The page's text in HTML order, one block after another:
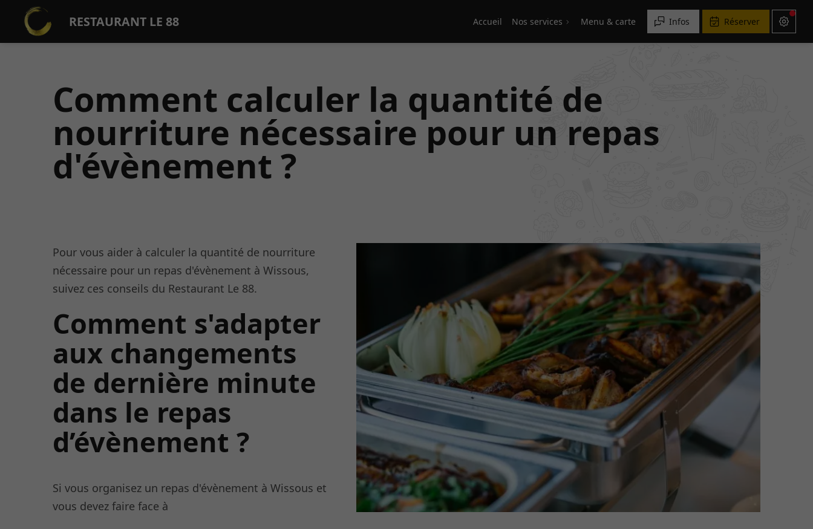
RESTAURANT LE 88 Accueil Nos services Menu & carte Infos Réserver
Comment calculer la quantité de
nourriture nécessaire pour un repas
d'évènement ?
Pour vous aider à calculer la quantité de nourriture
nécessaire pour un repas d'évènement à Wissous,
suivez ces conseils du Restaurant Le 88.
Comment s'adapter
aux changements
de dernière minute
dans le repas
d’évènement ?
Si vous organisez un repas d'évènement à Wissous et
vous devez faire face à